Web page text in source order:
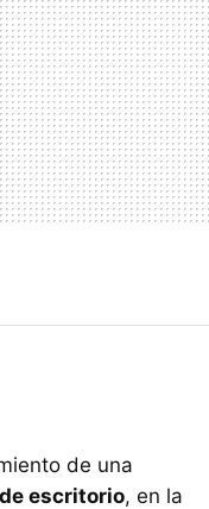
de una
escritorio, en la